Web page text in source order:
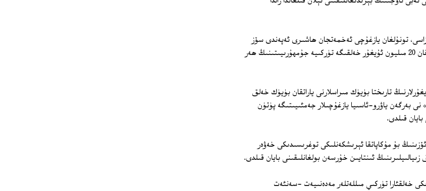
تونۇلغان يازغۇچى ئەخمەتجان ھاشىرى ئەپەندى سۆز
قىلىپ، شەرقىي تۈركىستان ۋە قازاقىستاندا ياشاۋاتقان 20 مىليون ئۇيغۇر خەلقىگە تۈركىيە جۇمھۇرىيىتىنىڭ ھەر
تارىختا بۈيۈك مىراسلارنى ياراتقان بۈيۈك خەلق
نى بەرگەن ياۋرو-ئاسىيا يازغۇچىلار جەمئىيىتىگە پۈتۈن
قىلدى.
بۇ مۇكاپاتقا ئېرىشكەنلىكى توغرىسىدىكى خەۋەر
زىيالىيلىرىنىڭ ئىنتايىن خۇرسەن بولغانلىقىنى بايان قىلدى.
خەلقئارا تۈركىي مىللەتلەر مەدەنىيەت -سەنئەت